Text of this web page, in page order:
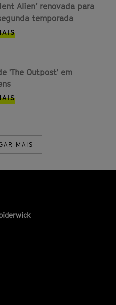
Alien’ renovada para
temporada
'The Outpost' em
MAIS